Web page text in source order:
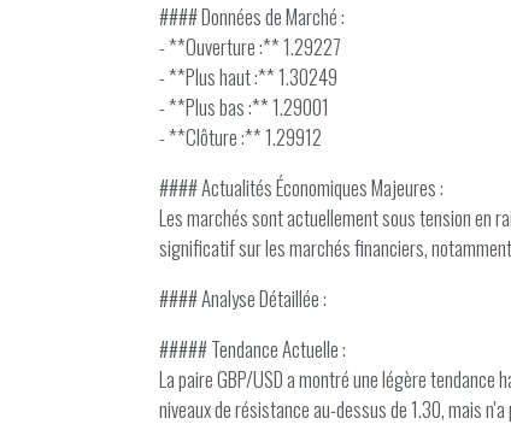
#### Données de Marché :
- **Ouverture :** 1.29227
- **Plus haut :** 1.30249
- **Plus bas :** 1.29001
- **Clôture :** 1.29912
#### Actualités Économiques Majeures :
Les marchés sont actuellement sous tension en
significatif sur les marchés financiers,
#### Analyse Détaillée :
##### Tendance Actuelle :
La paire GBP/USD a montré une légère
niveaux de résistance au-dessus de 1.30, mais